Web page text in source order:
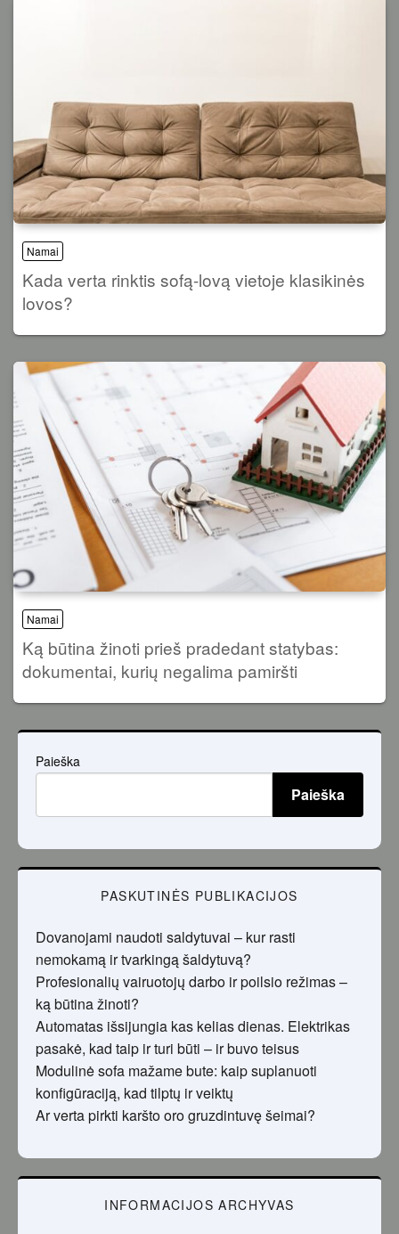
Namai
Kada verta rinktis sofą-lovą vietoje klasikinės
lovos?
Namai
Ką būtina žinoti prieš pradedant statybas:
dokumentai, kurių negalima pamiršti
Paieška
Paieška
PASKUTINĖS PUBLIKACIJOS
Dovanojami naudoti saldytuvai – kur rasti
nemokamą ir tvarkingą šaldytuvą?
Profesionalių vairuotojų darbo ir poilsio režimas –
ką būtina žinoti?
Automatas išsijungia kas kelias dienas. Elektrikas
pasakė, kad taip ir turi būti – ir buvo teisus
Modulinė sofa mažame bute: kaip suplanuoti
konfigūraciją, kad tilptų ir veiktų
Ar verta pirkti karšto oro gruzdintuvę šeimai?
INFORMACIJOS ARCHYVAS